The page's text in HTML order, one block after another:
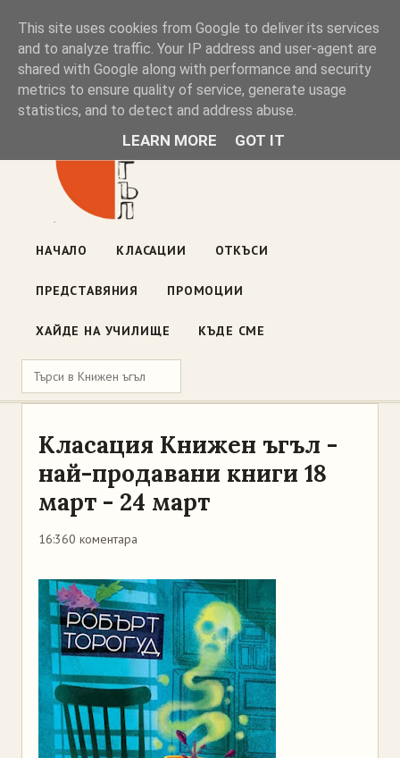
Книжен ъгъл
Блог на книжарницата — класации, откъси, нови книги
ул. „Оборище" 117, София· пон–пет 10:00–19:00 ·
НАЧАЛО КЛАСАЦИИ ОТКЪСИ
ПРЕДСТАВЯНИЯ ПРОМОЦИИ
ХАЙДЕ НА УЧИЛИЩЕ КЪДЕ СМЕ
Класация Книжен ъгъл -
най-продавани книги 18
март - 24 март
16:360 коментара
This site uses cookies from Google to deliver its services
and to analyze traffic. Your IP address and user-agent are
shared with Google along with performance and security
metrics to ensure quality of service, generate usage
statistics, and to detect and address abuse.
LEARN MORE GOT IT